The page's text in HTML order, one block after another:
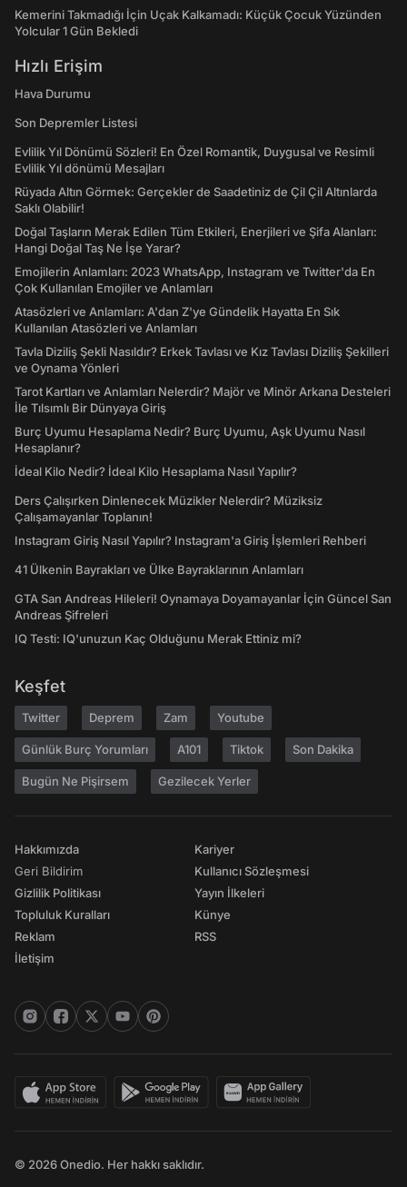
Kemerini Takmadığı İçin Uçak Kalkamadı: Küçük Çocuk Yüzünden
Yolcular 1 Gün Bekledi
Hızlı Erişim
Hava Durumu
Son Depremler Listesi
Evlilik Yıl Dönümü Sözleri! En Özel Romantik, Duygusal ve Resimli
Evlilik Yıl dönümü Mesajları
Rüyada Altın Görmek: Gerçekler de Saadetiniz de Çil Çil Altınlarda
Saklı Olabilir!
Doğal Taşların Merak Edilen Tüm Etkileri, Enerjileri ve Şifa Alanları:
Hangi Doğal Taş Ne İşe Yarar?
Emojilerin Anlamları: 2023 WhatsApp, Instagram ve Twitter'da En
Çok Kullanılan Emojiler ve Anlamları
Atasözleri ve Anlamları: A'dan Z'ye Gündelik Hayatta En Sık
Kullanılan Atasözleri ve Anlamları
Tavla Diziliş Şekli Nasıldır? Erkek Tavlası ve Kız Tavlası Diziliş Şekilleri
ve Oynama Yönleri
Tarot Kartları ve Anlamları Nelerdir? Majör ve Minör Arkana Desteleri
İle Tılsımlı Bir Dünyaya Giriş
Burç Uyumu Hesaplama Nedir? Burç Uyumu, Aşk Uyumu Nasıl
Hesaplanır?
İdeal Kilo Nedir? İdeal Kilo Hesaplama Nasıl Yapılır?
Ders Çalışırken Dinlenecek Müzikler Nelerdir? Müziksiz
Çalışamayanlar Toplanın!
Instagram Giriş Nasıl Yapılır? Instagram'a Giriş İşlemleri Rehberi
41 Ülkenin Bayrakları ve Ülke Bayraklarının Anlamları
GTA San Andreas Hileleri! Oynamaya Doyamayanlar İçin Güncel San
Andreas Şifreleri
IQ Testi: IQ'unuzun Kaç Olduğunu Merak Ettiniz mi?
Keşfet
Twitter Deprem Zam Youtube
Günlük Burç Yorumları A101 Tiktok Son Dakika
Bugün Ne Pişirsem Gezilecek Yerler
Hakkımızda
Geri Bildirim
Gizlilik Politikası
Topluluk Kuralları
Reklam
İletişim
Kariyer
Kullanıcı Sözleşmesi
Yayın İlkeleri
Künye
RSS
© 2026 Onedio. Her hakkı saklıdır.